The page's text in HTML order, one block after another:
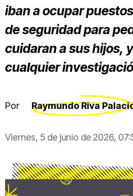
iban a ocupar
de seguridad para
cuidaran a sus hijos,
cualquier
Por Raymundo Riva
Viernes, 5 de junio de 2026,